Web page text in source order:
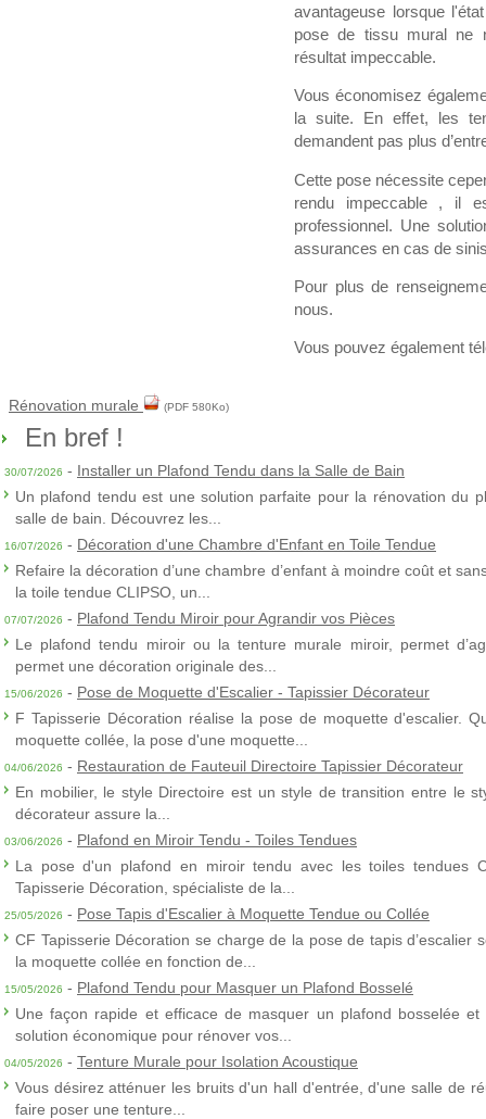
avantageuse lorsque
pose de tissu mural ne
résultat impeccable.
Vous économisez
la suite. En effet, les
demandent pas plus
Cette pose nécessite
rendu impeccable , il
professionnel. Une
assurances en cas de
Pour plus de
nous.
Vous pouvez également
Rénovation murale (PDF 580Ko)
En bref !
30/07/2026 - Installer un Plafond Tendu dans la Salle de Bain
Un plafond tendu est une solution parfaite pour la rénovation du
salle de bain. Découvrez les...
16/07/2026 - Décoration d'une Chambre d'Enfant en Toile Tendue
Refaire la décoration d’une chambre d’enfant à moindre coût et
la toile tendue CLIPSO, un...
07/07/2026 - Plafond Tendu Miroir pour Agrandir vos Pièces
Le plafond tendu miroir ou la tenture murale miroir, permet
permet une décoration originale des...
15/06/2026 - Pose de Moquette d'Escalier - Tapissier Décorateur
F Tapisserie Décoration réalise la pose de moquette d'escalier.
moquette collée, la pose d'une moquette...
04/06/2026 - Restauration de Fauteuil Directoire Tapissier Décorateur
En mobilier, le style Directoire est un style de transition entre le
décorateur assure la...
03/06/2026 - Plafond en Miroir Tendu - Toiles Tendues
La pose d'un plafond en miroir tendu avec les toiles tendues
Tapisserie Décoration, spécialiste de la...
25/05/2026 - Pose Tapis d'Escalier à Moquette Tendue ou Collée
CF Tapisserie Décoration se charge de la pose de tapis
la moquette collée en fonction de...
15/05/2026 - Plafond Tendu pour Masquer un Plafond Bosselé
Une façon rapide et efficace de masquer un plafond bosselée
solution économique pour rénover vos...
04/05/2026 - Tenture Murale pour Isolation Acoustique
Vous désirez atténuer les bruits d'un hall d'entrée, d'une salle de
faire poser une tenture...